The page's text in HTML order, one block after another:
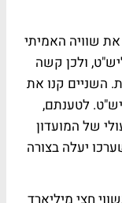
שוויה האמיתי
מ-300 מיליון ליש"ט, ולכן קשה
השניים קנו את
עבור 218 מיליון ליש"ט. לטענתם,
של המועדון
שערכו יעלה בצורה